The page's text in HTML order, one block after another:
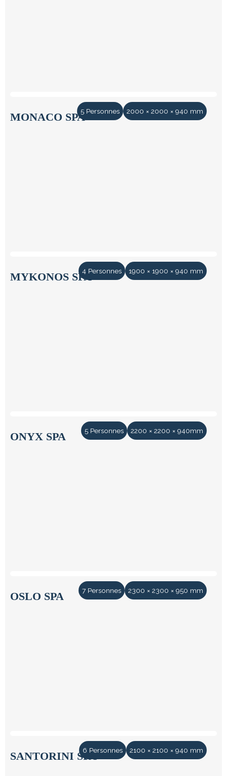
5 Personnes 2000 × 2000 × 940 mm
MONACO SPA
4 Personnes 1900 × 1900 × 940 mm
MYKONOS SPA
5 Personnes 2200 × 2200 × 940mm
ONYX SPA
7 Personnes 2300 × 2300 × 950 mm
OSLO SPA
6 Personnes 2100 × 2100 × 940 mm
SANTORINI SPA